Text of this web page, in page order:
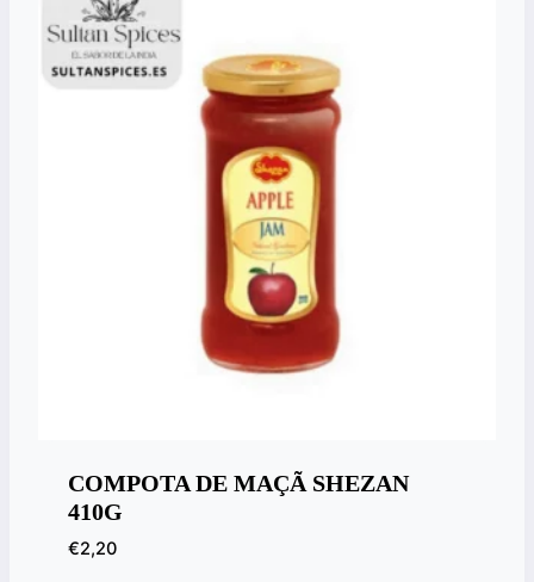
COMPOTA DE MAÇÃ SHEZAN
410G
€2,20